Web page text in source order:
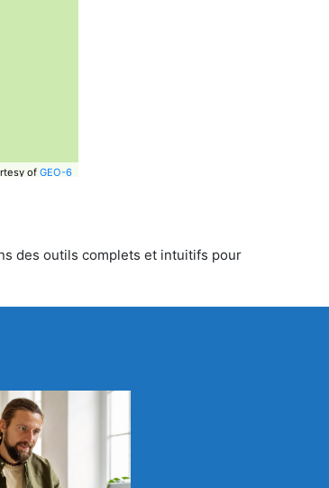
of GEO-6
des outils complets et intuitifs pour